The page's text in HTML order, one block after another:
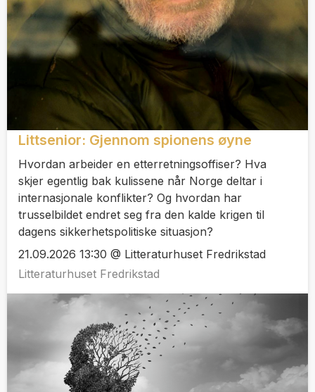
Littsenior: Gjennom spionens øyne
Hvordan arbeider en etterretningsoffiser? Hva
skjer egentlig bak kulissene når Norge deltar i
internasjonale konflikter? Og hvordan har
trusselbildet endret seg fra den kalde krigen til
dagens sikkerhetspolitiske situasjon?
21.09.2026 13:30 @ Litteraturhuset Fredrikstad
Litteraturhuset Fredrikstad